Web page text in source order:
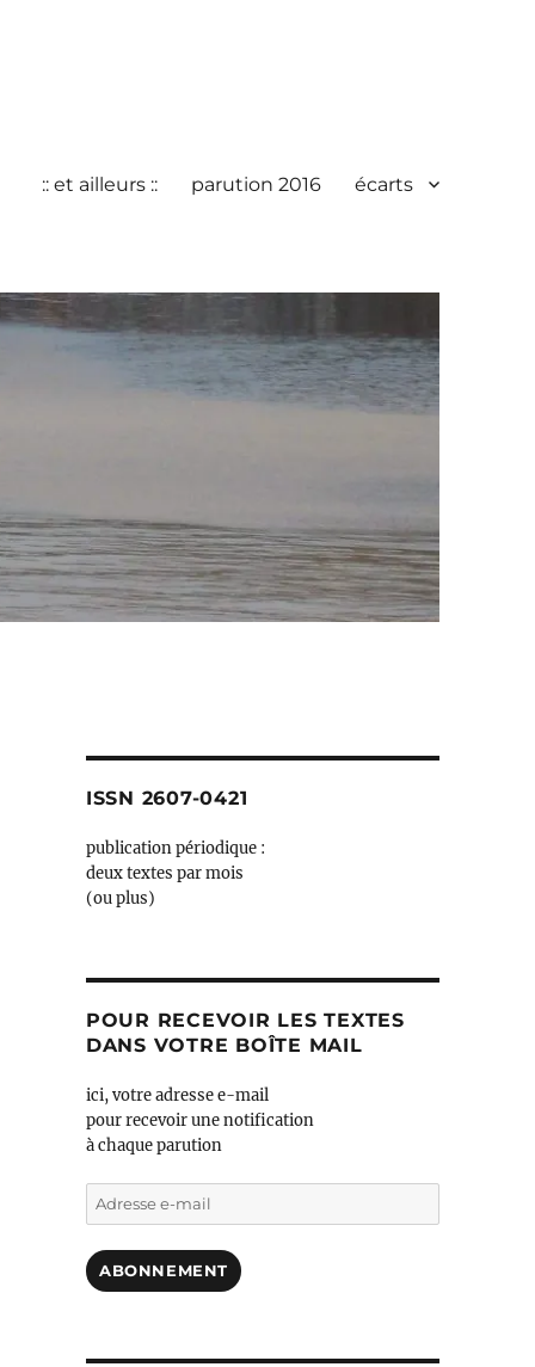
:: et ailleurs :: parution 2016 écarts
ISSN 2607-0421
publication périodique :
deux textes par mois
(ou plus)
POUR RECEVOIR LES TEXTES
DANS VOTRE BOÎTE MAIL
ici, votre adresse e-mail
pour recevoir une notification
à chaque parution
Adresse
e-
ABONNEMENT